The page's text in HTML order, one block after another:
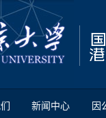
新闻中心 因